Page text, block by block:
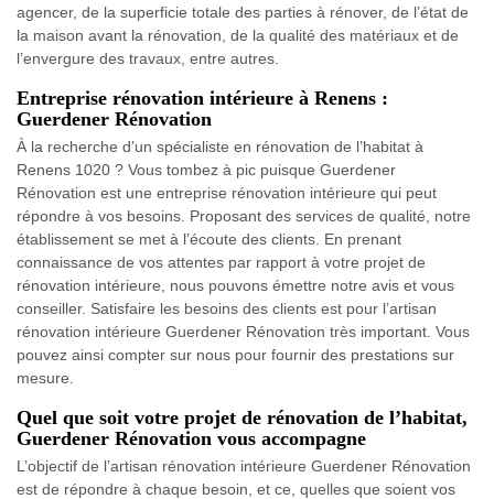
agencer, de la superficie totale des parties à rénover, de l’état de
la maison avant la rénovation, de la qualité des matériaux et de
l’envergure des travaux, entre autres.
Entreprise rénovation intérieure à Renens :
Guerdener Rénovation
À la recherche d’un spécialiste en rénovation de l’habitat à
Renens 1020 ? Vous tombez à pic puisque Guerdener
Rénovation est une entreprise rénovation intérieure qui peut
répondre à vos besoins. Proposant des services de qualité, notre
établissement se met à l’écoute des clients. En prenant
connaissance de vos attentes par rapport à votre projet de
rénovation intérieure, nous pouvons émettre notre avis et vous
conseiller. Satisfaire les besoins des clients est pour l’artisan
rénovation intérieure Guerdener Rénovation très important. Vous
pouvez ainsi compter sur nous pour fournir des prestations sur
mesure.
Quel que soit votre projet de rénovation de l’habitat,
Guerdener Rénovation vous accompagne
L’objectif de l’artisan rénovation intérieure Guerdener Rénovation
est de répondre à chaque besoin, et ce, quelles que soient vos